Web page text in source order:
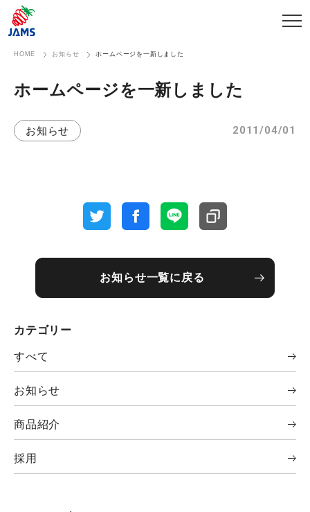
HOME お知らせ ホームページを一新しました
ホームページを​一新しました
お知らせ 2011/04/01
お知らせ一覧に戻る
カテゴリー
すべて
お知らせ
商品紹介
採用